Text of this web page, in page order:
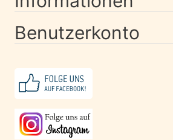
Benutzerkonto